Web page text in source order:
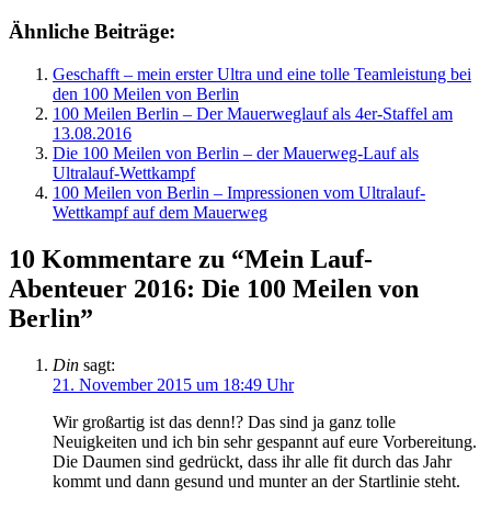
Ähnliche Beiträge:
Geschafft – mein erster Ultra und eine tolle Teamleistung bei
den 100 Meilen von Berlin
100 Meilen Berlin – Der Mauerweglauf als 4er-Staffel am
13.08.2016
Die 100 Meilen von Berlin – der Mauerweg-Lauf als
Ultralauf-Wettkampf
100 Meilen von Berlin – Impressionen vom Ultralauf-
Wettkampf auf dem Mauerweg
10 Kommentare zu “Mein Lauf-
Abenteuer 2016: Die 100 Meilen von
Berlin”
Din sagt:
21. November 2015 um 18:49 Uhr
Wir großartig ist das denn!? Das sind ja ganz tolle
Neuigkeiten und ich bin sehr gespannt auf eure Vorbereitung.
Die Daumen sind gedrückt, dass ihr alle fit durch das Jahr
kommt und dann gesund und munter an der Startlinie steht.